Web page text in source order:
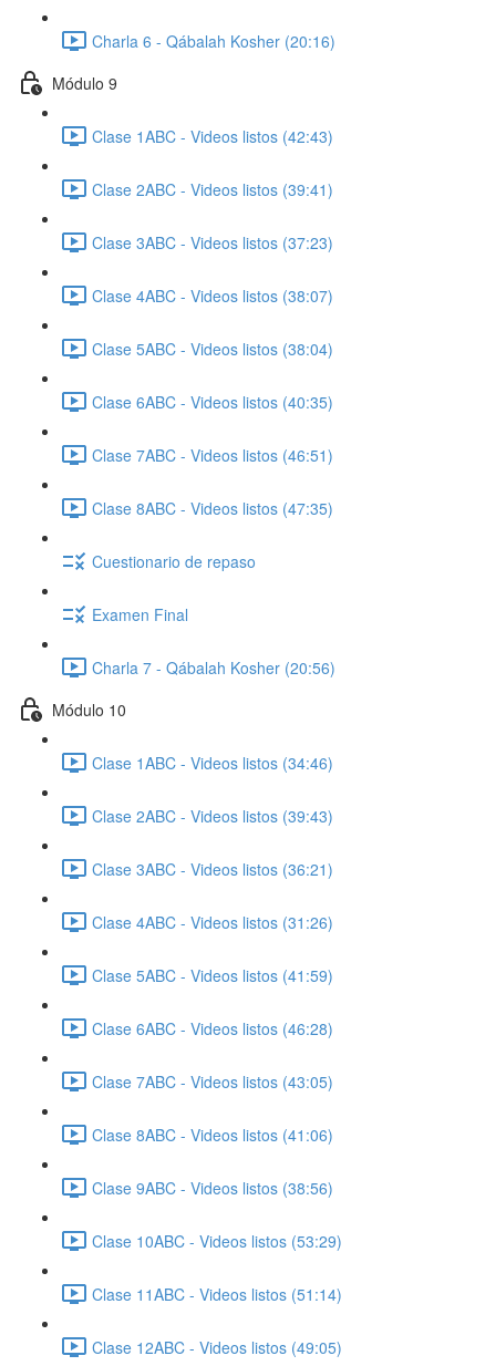
Charla 6 - Qábalah Kosher (20:16)
Módulo 9
Clase 1ABC - Videos listos (42:43)
Clase 2ABC - Videos listos (39:41)
Clase 3ABC - Videos listos (37:23)
Clase 4ABC - Videos listos (38:07)
Clase 5ABC - Videos listos (38:04)
Clase 6ABC - Videos listos (40:35)
Clase 7ABC - Videos listos (46:51)
Clase 8ABC - Videos listos (47:35)
Cuestionario de repaso
Examen Final
Charla 7 - Qábalah Kosher (20:56)
Módulo 10
Clase 1ABC - Videos listos (34:46)
Clase 2ABC - Videos listos (39:43)
Clase 3ABC - Videos listos (36:21)
Clase 4ABC - Videos listos (31:26)
Clase 5ABC - Videos listos (41:59)
Clase 6ABC - Videos listos (46:28)
Clase 7ABC - Videos listos (43:05)
Clase 8ABC - Videos listos (41:06)
Clase 9ABC - Videos listos (38:56)
Clase 10ABC - Videos listos (53:29)
Clase 11ABC - Videos listos (51:14)
Clase 12ABC - Videos listos (49:05)